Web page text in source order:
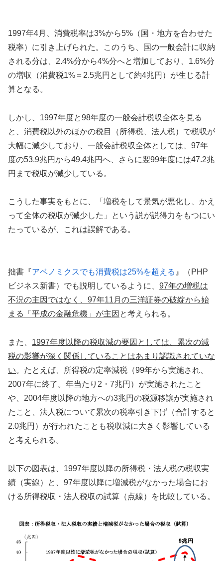
1997年4月、消費税率は3%から5%（国・地方を合わせた
税率）に引き上げられた。このうち、国の一般会計に収納
される分は、2.4%分から4%分へと増加しており、1.6%分
の増収（消費税1%＝2.5兆円として約4兆円）が生じる計
算となる。
しかし、1997年度と98年度の一般会計税収全体を見る
と、消費税以外のほかの税目（所得税、法人税）で税収が
大幅に減少しており、一般会計税収全体としては、97年
度の53.9兆円から49.4兆円へ、さらに翌99年度には47.2兆
円まで税収が減少している。
こうした事実をもとに、「増税をして景気が悪化し、かえ
って全体の税収が減少した」という説が説得力をもつにい
たっているが、これは誤解である。
拙書『アベノミクスでも消費税は25%を超える 』（PHP
ビジネス新書）でも説明しているように、 97年の増税は
不況の主因ではなく、97年11月の三洋証券の破綻から始
まる「平成の金融危機」が主因 と考えられる。
また、 1997年度以降の税収減の要因としては、累次の減
税の影響が深く関係していることはあまり認識されていな
い。たとえば、所得税の定率減税（99年から実施され、
2007年に終了。年当たり2・7兆円）が実施されたこと
や、2004年度以降の地方への3兆円の税源移譲が実施され
たこと、法人税について累次の税率引き下げ（合計すると
2.0兆円）が行われたことも税収減に大きく影響している
と考えられる。
以下の図表は、1997年度以降の所得税・法人税の税収実
績（実線）と、97年度以降に増減税がなかった場合にお
ける所得税収・法人税収の試算（点線）を比較している。